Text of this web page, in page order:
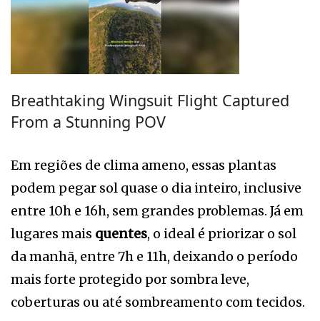
Breathtaking Wingsuit Flight Captured
From a Stunning POV
Em regiões de clima ameno, essas plantas
podem pegar sol quase o dia inteiro, inclusive
entre 10h e 16h, sem grandes problemas. Já em
lugares mais quentes, o ideal é priorizar o sol
da manhã, entre 7h e 11h, deixando o período
mais forte protegido por sombra leve,
coberturas ou até sombreamento com tecidos.